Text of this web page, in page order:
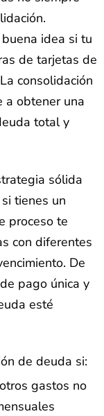
idea si tu
de tarjetas de
consolidación
a obtener una
total y
sólida
tienes un
proceso te
con diferentes
De
pago única y
esté
de deuda si:
gastos no